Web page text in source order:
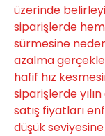
üzerinde
siparişlerde
sürmesine
azalma
hafif hız
siparişlerde
satış fiyatları
düşük